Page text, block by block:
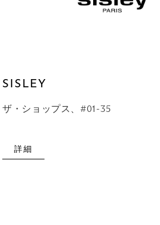
SISLEY
ザ・ショップス、#01-35
詳細